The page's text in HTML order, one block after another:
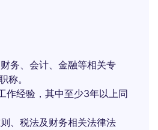
务、会计、金融等相关专
称。
作经验，其中至少3年以上同
、税法及财务相关法律法